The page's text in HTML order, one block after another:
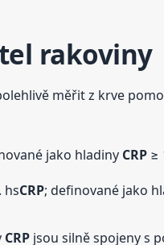
rakoviny
měřit z krve
jako hladiny CRP≥
CRP; definované jako
CRPjsou silně spojeny s